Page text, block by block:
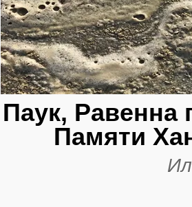
Паук, Равенна
Памяти